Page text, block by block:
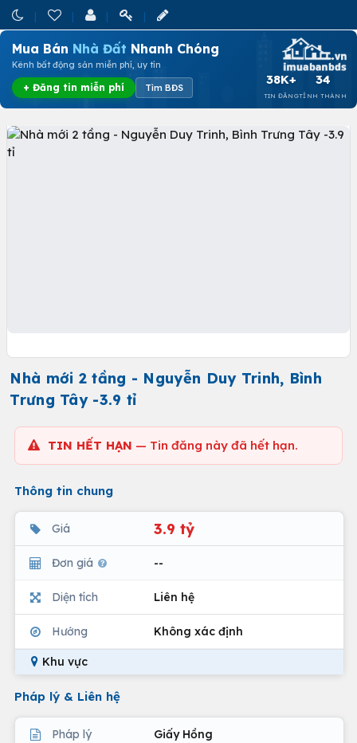
Mua Bán Nhà Đất Nhanh Chóng
Kênh bất động sản miễn phí, uy tín
+ Đăng tin miễn phí Tìm BĐS
38K+
TIN ĐĂNG
34
TỈNH THÀNH
Nhà mới 2 tầng - Nguyễn Duy Trinh, Bình
Trưng Tây -3.9 tỉ
TIN HẾT HẠN — Tin đăng này đã hết hạn.
Thông tin chung
Giá 3.9 tỷ
Đơn giá --
Diện tích Liên hệ
Hướng Không xác định
Khu vực
Pháp lý & Liên hệ
Pháp lý Giấy Hồng